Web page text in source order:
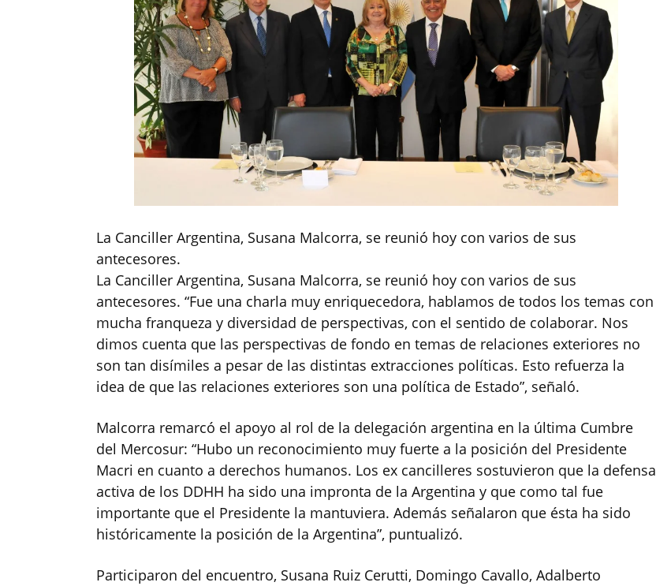
La Canciller Argentina, Susana Malcorra, se reunió hoy con varios de sus
antecesores.
La Canciller Argentina, Susana Malcorra, se reunió hoy con varios de sus
antecesores. “Fue una charla muy enriquecedora, hablamos de todos los temas con
mucha franqueza y diversidad de perspectivas, con el sentido de colaborar. Nos
dimos cuenta que las perspectivas de fondo en temas de relaciones exteriores no
son tan disímiles a pesar de las distintas extracciones políticas. Esto refuerza la
idea de que las relaciones exteriores son una política de Estado”, señaló.
Malcorra remarcó el apoyo al rol de la delegación argentina en la última Cumbre
del Mercosur: “Hubo un reconocimiento muy fuerte a la posición del Presidente
Macri en cuanto a derechos humanos. Los ex cancilleres sostuvieron que la defensa
activa de los DDHH ha sido una impronta de la Argentina y que como tal fue
importante que el Presidente la mantuviera. Además señalaron que ésta ha sido
históricamente la posición de la Argentina”, puntualizó.
Participaron del encuentro, Susana Ruiz Cerutti, Domingo Cavallo, Adalberto